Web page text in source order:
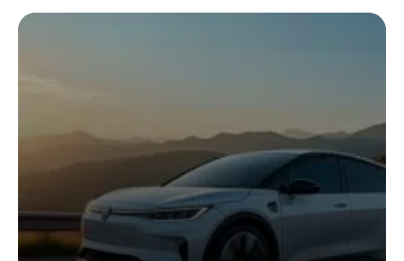
que vous devez savoir avant de faire